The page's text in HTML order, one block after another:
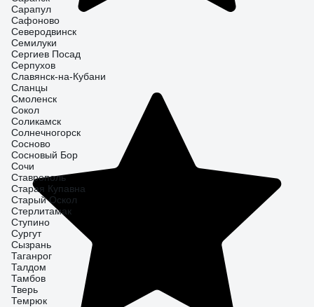
Сарапул
Сафоново
Северодвинск
Семилуки
Сергиев Посад
Серпухов
Славянск-на-Кубани
Сланцы
Смоленск
Сокол
Соликамск
Солнечногорск
Сосново
Сосновый Бор
Сочи
Ставрополь
Старая Купавна
Старый Оскол
Стерлитамак
Ступино
Сургут
Сызрань
Таганрог
Талдом
Тамбов
Тверь
Темрюк